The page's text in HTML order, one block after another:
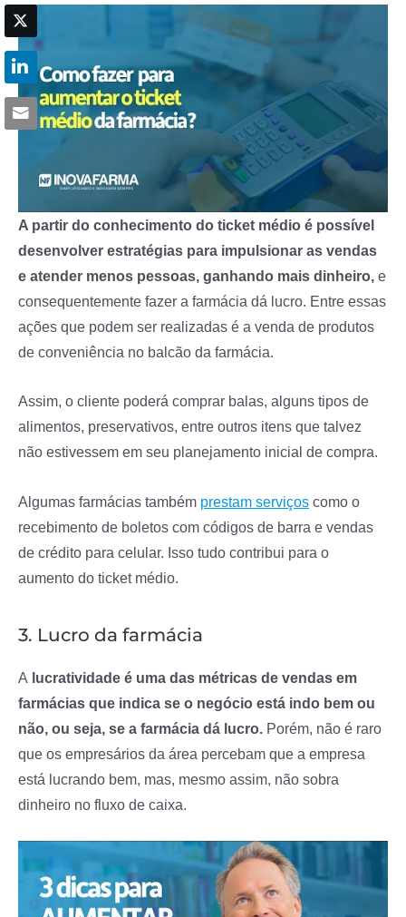
A partir do conhecimento do ticket médio é possível
desenvolver estratégias para impulsionar as vendas
e atender menos pessoas, ganhando mais dinheiro, e
consequentemente fazer a farmácia dá lucro. Entre essas
ações que podem ser realizadas é a venda de produtos
de conveniência no balcão da farmácia.
Assim, o cliente poderá comprar balas, alguns tipos de
alimentos, preservativos, entre outros itens que talvez
não estivessem em seu planejamento inicial de compra.
Algumas farmácias também prestam serviços como o
recebimento de boletos com códigos de barra e vendas
de crédito para celular. Isso tudo contribui para o
aumento do ticket médio.
3. Lucro da farmácia
A lucratividade é uma das métricas de vendas em
farmácias que indica se o negócio está indo bem ou
não, ou seja, se a farmácia dá lucro. Porém, não é raro
que os empresários da área percebam que a empresa
está lucrando bem, mas, mesmo assim, não sobra
dinheiro no fluxo de caixa.